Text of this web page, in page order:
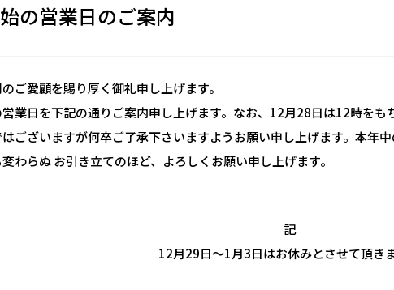
の営業日のご案内
ご愛顧を賜り厚く御礼申し上げます。
業日を下記の通りご案内申し上げます。なお、12月28日は12時をも
ございますが何卒ご了承下さいますようお願い申し上げます。本年
わらぬ お引き立てのほど、よろしくお願い申し上げます。
記
12月29日〜1月3日はお休みとさせて頂き